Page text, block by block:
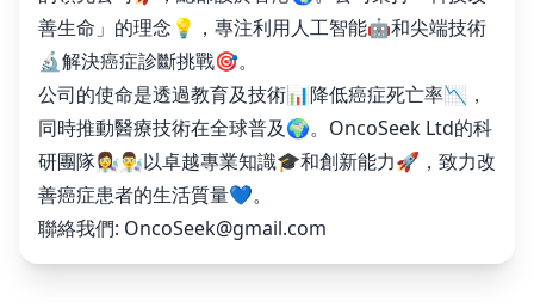
善生命」的理念💡，專注利用人工智能🤖和尖端技術
🔬解決癌症診斷挑戰🎯。
公司的使命是透過教育及技術📊降低癌症死亡率📉，
同時推動醫療技術在全球普及🌍。OncoSeek Ltd的科
研團隊👩‍🔬👨‍🔬以卓越專業知識🎓和創新能力🚀，致力改
善癌症患者的生活質量💙。
聯絡我們: OncoSeek@gmail.com